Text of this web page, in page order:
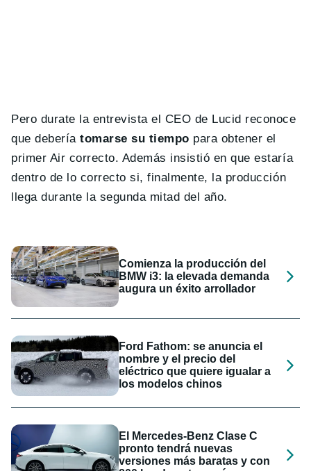
Pero durate la entrevista el CEO de Lucid reconoce
que deberíatomarse su tiempo para obtener el
primer Air correcto. Además insistió en que estaría
dentro de lo correcto si, finalmente, la producción
llega durante la segunda mitad del año.
Comienza la producción del
BMW i3: la elevada demanda
augura un éxito arrollador
Ford Fathom: se anuncia el
nombre y el precio del
eléctrico que quiere igualar a
los modelos chinos
El Mercedes-Benz Clase C
pronto tendrá nuevas
versiones más baratas y con